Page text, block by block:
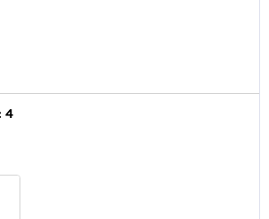
4